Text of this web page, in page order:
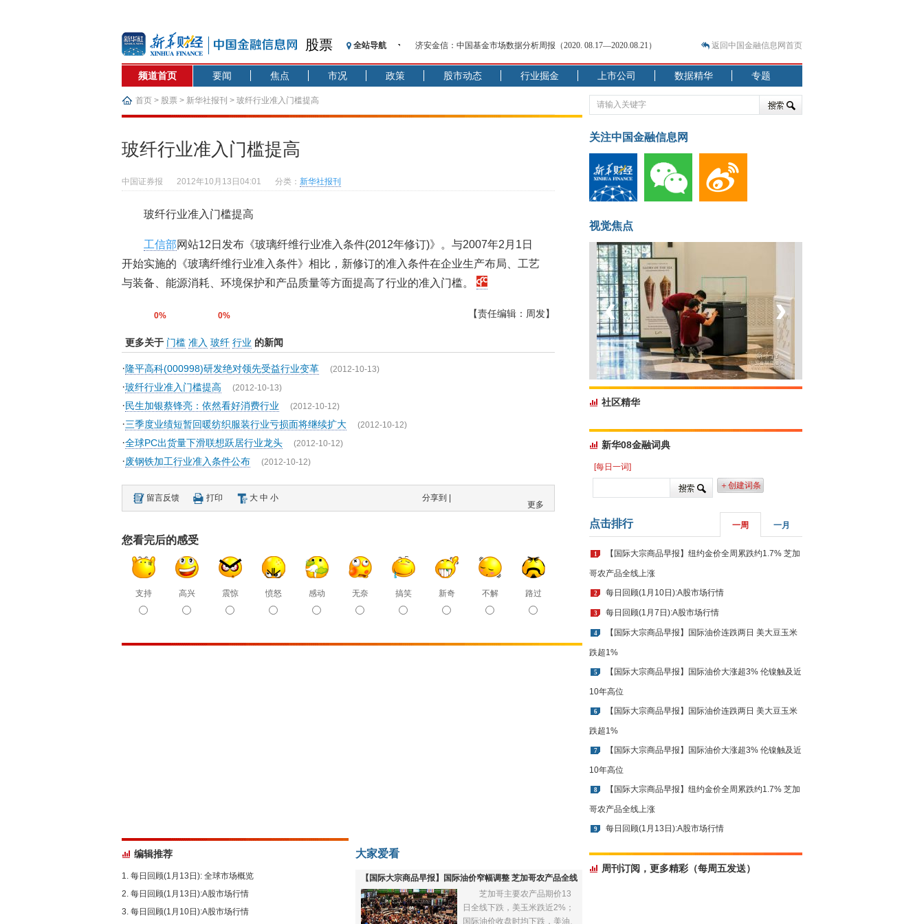
股票 全站导航
【见·闻】疫情下，新加坡旅游业步履维艰
记者手记：疫情下的香港零售业如何浴火重生？
【见·闻】疫情下一家香港传统零售商的转型突围之旅
济安金信：中国基金市场数据分析周报（2020. 07.27—2020.07.31）
基本面及股市双轮冲击 债市回调十年期债表现最弱
沥青期货连续两日涨逾3% 沪银及两粕涨势喜人
济安金信：中国基金市场数据分析周报（2020. 08.17—2020.08.21）
返回中国金融信息网首页
频道首页 要闻 焦点 市况 政策 股市动态 行业掘金 上市公司 数据精华 专题
首页 > 股票 > 新华社报刊 > 玻纤行业准入门槛提高
玻纤行业准入门槛提高
中国证券报 2012年10月13日04:01 分类： 新华社报刊
玻纤行业准入门槛提高
工信部网站12日发布《玻璃纤维行业准入条件(2012年修订)》。与2007年2月1日
开始实施的《玻璃纤维行业准入条件》相比，新修订的准入条件在企业生产布局、工艺
与装备、能源消耗、环境保护和产品质量等方面提高了行业的准入门槛。
0% 0% 【责任编辑：周发】
更多关于 门槛 准入 玻纤 行业 的新闻
·隆平高科(000998)研发绝对领先受益行业变革 (2012-10-13)
·玻纤行业准入门槛提高 (2012-10-13)
·民生加银蔡锋亮：依然看好消费行业 (2012-10-12)
·三季度业绩短暂回暖纺织服装行业亏损面将继续扩大 (2012-10-12)
·全球PC出货量下滑联想跃居行业龙头 (2012-10-12)
·废钢铁加工行业准入条件公布 (2012-10-12)
留言反馈 打印 大 中 小 分享到 |
更多
您看完后的感受
支持 高兴 震惊 愤怒 感动 无奈 搞笑 新奇 不解 路过
编辑推荐
每日回顾(1月13日): 全球市场概览
每日回顾(1月13日):A股市场行情
每日回顾(1月10日):A股市场行情
大家爱看
【国际大宗商品早报】国际油价窄幅调整 芝加哥农产品全线
下跌
芝加哥主要农产品期价13
日全线下跌，美玉米跌近2%；
国际油价收盘时均下跌，美油、
关注中国金融信息网
视觉焦点
菲律宾：防疫降级
‹ ›
社区精华
新华08金融词典
[每日一词]
＋创建词条
点击排行 一周 一月
1 【国际大宗商品早报】纽约金价全周累跌约1.7% 芝加
哥农产品全线上涨
2 每日回顾(1月10日):A股市场行情
3 每日回顾(1月7日):A股市场行情
4 【国际大宗商品早报】国际油价连跌两日 美大豆玉米
跌超1%
5 【国际大宗商品早报】国际油价大涨超3% 伦镍触及近
10年高位
6 【国际大宗商品早报】国际油价连跌两日 美大豆玉米
跌超1%
7 【国际大宗商品早报】国际油价大涨超3% 伦镍触及近
10年高位
8 【国际大宗商品早报】纽约金价全周累跌约1.7% 芝加
哥农产品全线上涨
9 每日回顾(1月13日):A股市场行情
周刊订阅，更多精彩（每周五发送）